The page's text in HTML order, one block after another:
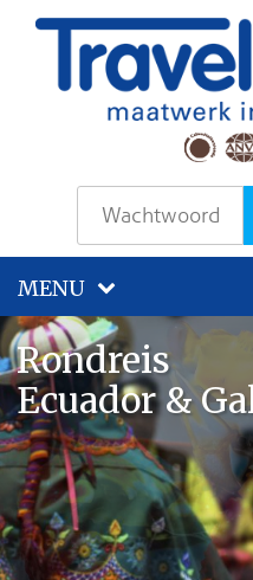
MENU
Rondreis
Ecuador &